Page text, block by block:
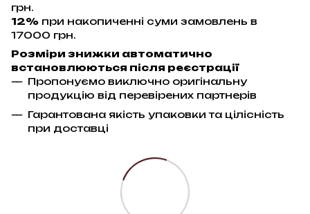
грн.
12% при накопиченні суми замовлень в
17000 грн.
Розміри знижки автоматично
встановлюються після реєстрації
Пропонуємо виключно оригінальну
продукцію від перевірених партнерів
Гарантована якість упаковки та цілісність
при доставці